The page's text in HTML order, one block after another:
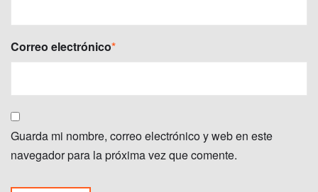
Correo electrónico*
Guarda mi nombre, correo electrónico y web en este
navegador para la próxima vez que comente.